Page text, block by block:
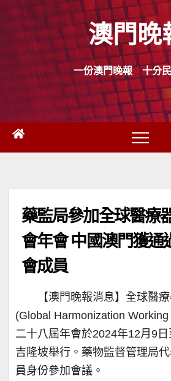
Skip
content
澳門晚
一份澳門晚報 十分
藥監局參加全球醫療
會年會 中國澳門獲通
會成員
【澳門晚報消息】全球醫
(Global Harmonization
二十八屆年會於2024年12月9
吉隆坡舉行。藥物監督管理局
員身份參加會議。